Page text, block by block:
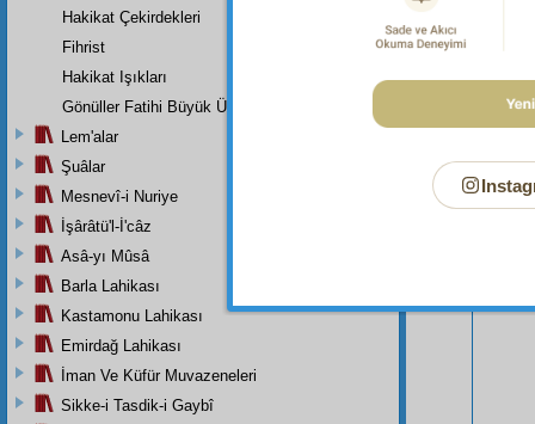
Hakikat Çekirdekleri
Fihrist
Hakikat Işıkları
Gönüller Fatihi Büyük Üstada
Lem'alar
Şuâlar
Mesnevî-i Nuriye
İşârâtü'l-İ'câz
Asâ-yı Mûsâ
Barla Lahikası
Kastamonu Lahikası
Emirdağ Lahikası
İman Ve Küfür Muvazeneleri
Sikke-i Tasdik-i Gaybî